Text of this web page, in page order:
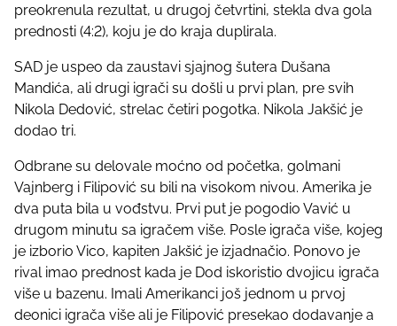
preokrenula rezultat, u drugoj četvrtini, stekla dva gola
prednosti (4:2), koju je do kraja duplirala.
SAD je uspeo da zaustavi sjajnog šutera Dušana
Mandića, ali drugi igrači su došli u prvi plan, pre svih
Nikola Dedović, strelac četiri pogotka. Nikola Jakšić je
dodao tri.
Odbrane su delovale moćno od početka, golmani
Vajnberg i Filipović su bili na visokom nivou. Amerika je
dva puta bila u vođstvu. Prvi put je pogodio Vavić u
drugom minutu sa igračem više. Posle igrača više, kojeg
je izborio Vico, kapiten Jakšić je izjadnačio. Ponovo je
rival imao prednost kada je Dod iskoristio dvojicu igrača
više u bazenu. Imali Amerikanci još jednom u prvoj
deonici igrača više ali je Filipović presekao dodavanje a